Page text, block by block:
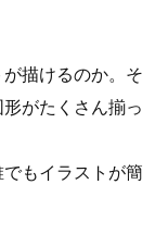
描けるのか。そ
がたくさん揃っ
もイラストが簡